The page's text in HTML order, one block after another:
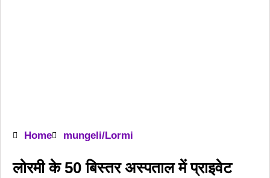
Home mungeli/Lormi
लोरमी के 50 बिस्तर अस्पताल में प्राइवेट